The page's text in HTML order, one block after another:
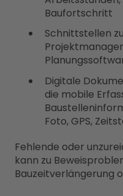
Baufortschritt
Schnittstellen zu
Digitale
die mobile
Foto, GPS,
Fehlende oder
kann zu
Bauzeitverlängerung